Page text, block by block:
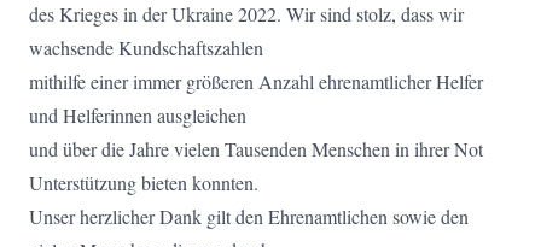
des Krieges in der Ukraine 2022. Wir sind stolz, dass wir
wachsende Kundschaftszahlen
mithilfe einer immer größeren Anzahl ehrenamtlicher Helfer
und Helferinnen ausgleichen
und über die Jahre vielen Tausenden Menschen in ihrer Not
Unterstützung bieten konnten.
Unser herzlicher Dank gilt den Ehrenamtlichen sowie den